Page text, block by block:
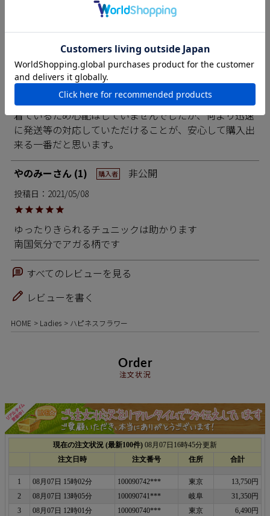
今回、母の日キャンペーンで2枚購入しました。GW中の
注文だった為、母の日に間に合わない可能性も覚悟して
いましたが、注文したその日に発送して頂けたので、余
裕を持って渡す事が出来ました。商品も大変気に入って
もらえて、喜んで貰えました。商品が良い事は、自分も
着ているため心配はしていませんでしたが、何より迅速
に発送等の対応していただけることが、安心して購入出
来る一番だと思います。
やのみー 1 購入者 非公開
投稿日 2021/05/08
ゆったりきられるチュニックは助かります
南国気分でアガる柄です
すべてのレビューを見る
レビューを書く
HOME Ladies ハピネスフラワー
Order
注文状況